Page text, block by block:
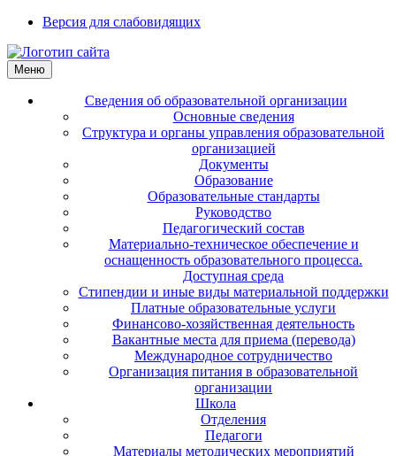
Версия для слабовидящих
Меню
Сведения об образовательной организации
Основные сведения
Структура и органы управления образовательной
организацией
Документы
Образование
Образовательные стандарты
Руководство
Педагогический состав
Материально-техническое обеспечение и
оснащенность образовательного процесса.
Доступная среда
Стипендии и иные виды материальной поддержки
Платные образовательные услуги
Финансово-хозяйственная деятельность
Вакантные места для приема (перевода)
Международное сотрудничество
Организация питания в образовательной
организации
Школа
Отделения
Педагоги
Материалы методических мероприятий